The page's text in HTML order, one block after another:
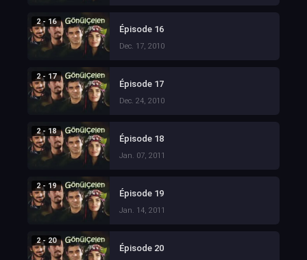
2 - 16
Épisode 16
Dec. 17, 2010
2 - 17
Épisode 17
Dec. 24, 2010
2 - 18
Épisode 18
Jan. 07, 2011
2 - 19
Épisode 19
Jan. 14, 2011
2 - 20
Épisode 20